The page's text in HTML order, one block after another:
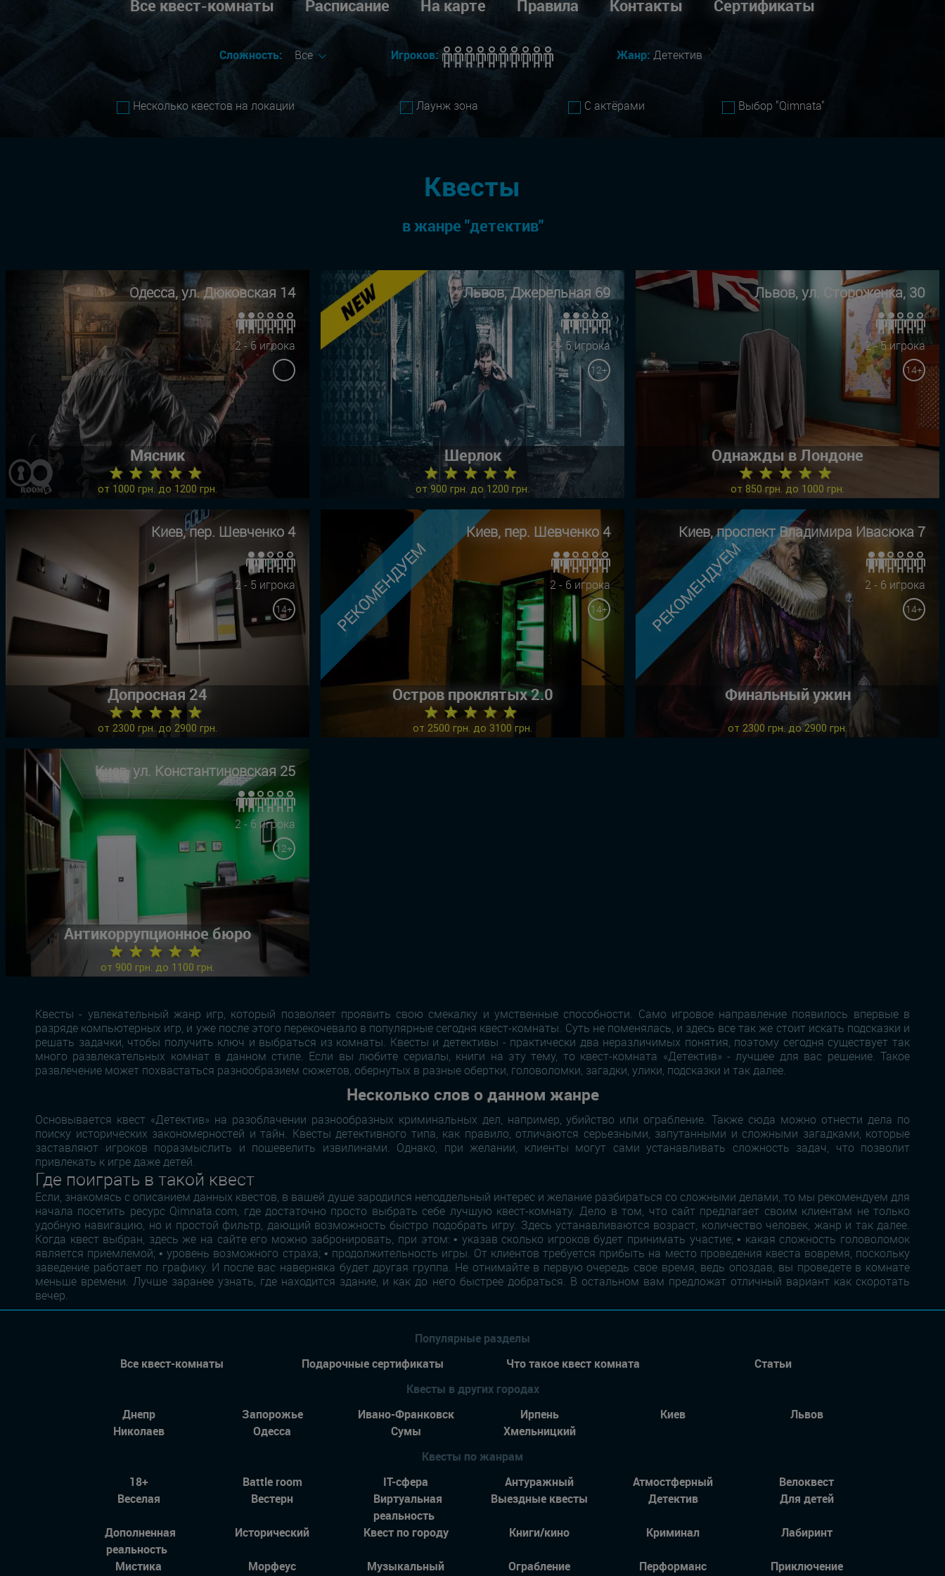
Все квест-комнаты Расписание На карте Правила Контакты Сертификаты
Сложность: Все Игроков: Жанр: Детектив
Несколько квестов на локации Лаунж зона С актёрами Выбор "Qimnata"
Квесты
в жанре "детектив"
Одесса, ул. Дюковская 14
2 - 6 игрока
Мясник
★ ★ ★ ★ ★
от 1000 грн. до 1200 грн.
Львов, Джерельная 69
2 - 5 игрока
12+
Шерлок
★ ★ ★ ★ ★
от 900 грн. до 1200 грн.
Львов, ул. Стороженка, 30
2 - 5 игрока
14+
Однажды в Лондоне
★ ★ ★ ★ ★
от 850 грн. до 1000 грн.
Киев, пер. Шевченко 4
2 - 5 игрока
14+
Допросная 24
★ ★ ★ ★ ★
от 2300 грн. до 2900 грн.
РЕКОМЕНДУЕМ
Киев, пер. Шевченко 4
2 - 6 игрока
14+
Остров проклятых 2.0
★ ★ ★ ★ ★
от 2500 грн. до 3100 грн.
РЕКОМЕНДУЕМ
Киев, проспект Владимира Ивасюка 7
2 - 6 игрока
14+
Финальный ужин
от 2300 грн. до 2900 грн.
Киев, ул. Константиновская 25
2 - 6 игрока
12+
Антикоррупционное бюро
★ ★ ★ ★ ★
от 900 грн. до 1100 грн.
Квесты - увлекательный жанр игр, который позволяет проявить свою смекалку и умственные способности. Само игровое направление появилось впервые в
разряде компьютерных игр, и уже после этого перекочевало в популярные сегодня квест-комнаты. Суть не поменялась, и здесь все так же стоит искать подсказки и
решать задачки, чтобы получить ключ и выбраться из комнаты. Квесты и детективы - практически два неразличимых понятия, поэтому сегодня существует так
много развлекательных комнат в данном стиле. Если вы любите сериалы, книги на эту тему, то квест-комната «Детектив» - лучшее для вас решение. Такое
развлечение может похвастаться разнообразием сюжетов, обернутых в разные обертки, головоломки, загадки, улики, подсказки и так далее.
Несколько слов о данном жанре
Основывается квест «Детектив» на разоблачении разнообразных криминальных дел, например, убийство или ограбление. Также сюда можно отнести дела по
поиску исторических закономерностей и тайн. Квесты детективного типа, как правило, отличаются серьезными, запутанными и сложными загадками, которые
заставляют игроков поразмыслить и пошевелить извилинами. Однако, при желании, клиенты могут сами устанавливать сложность задач, что позволит
привлекать к игре даже детей.
Где поиграть в такой квест
Если, знакомясь с описанием данных квестов, в вашей душе зародился неподдельный интерес и желание разбираться со сложными делами, то мы рекомендуем для
начала посетить ресурс Qimnata.com, где достаточно просто выбрать себе лучшую квест-комнату. Дело в том, что сайт предлагает своим клиентам не только
удобную навигацию, но и простой фильтр, дающий возможность быстро подобрать игру. Здесь устанавливаются возраст, количество человек, жанр и так далее.
Когда квест выбран, здесь же на сайте его можно забронировать, при этом: • указав сколько игроков будет принимать участие; • какая сложность головоломок
является приемлемой; • уровень возможного страха; • продолжительность игры. От клиентов требуется прибыть на место проведения квеста вовремя, поскольку
заведение работает по графику. И после вас наверняка будет другая группа. Не отнимайте в первую очередь свое время, ведь опоздав, вы проведете в комнате
меньше времени. Лучше заранее узнать, где находится здание, и как до него быстрее добраться. В остальном вам предложат отличный вариант как скоротать
вечер.
Популярные разделы
Все квест-комнаты
Подарочные сертификаты Что такое квест комната
Статьи
Квесты в других городах
Днепр
Запорожье Ивано-Франковск Ирпень Киев
Львов
Николаев
Одесса Сумы
Хмельницкий
Квесты по жанрам
18+
Battle room IT-сфера Антуражный Атмостферный
Велоквест
Веселая
Вестерн
Виртуальная
реальность
Выездные квесты Детектив Для детей
Дополненная
реальность
Исторический Квест по городу Книги/кино Криминал Лабиринт
Мистика Морфеус Музыкальный Ограбление Перформанс
Приключение